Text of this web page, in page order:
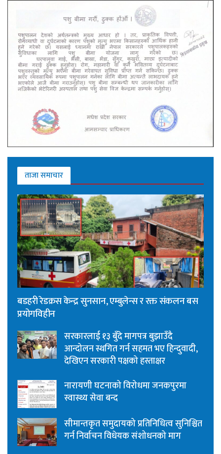
ताजा समाचार
बडहरी रेडक्रस केन्द्र सुनसान, एम्बुलेन्स र रक्त संकलन बस
प्रयोगविहीन
सरकारलाई १३ बुँदे मागपत्र बुझाउँदै
आन्दोलन स्थगित गर्न सहमत भए हिन्दुवादी,
देखिएन सरकारी पक्षको हस्ताक्षर
नारायणी घटनाको विरोधमा जनकपुरमा
स्वास्थ्य सेवा बन्द
सीमान्तकृत समुदायको प्रतिनिधित्व सुनिश्चित
गर्न निर्वाचन विधेयक संशोधनको माग